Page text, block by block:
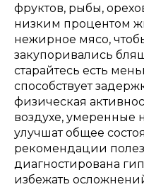
фруктов, рыбы,
низким процентом
нежирное мясо,
закупоривались
старайтесь есть
способствует
физическая
воздухе, умеренные
улучшат общее
рекомендации
диагностирована
избежать